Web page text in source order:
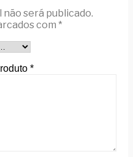
não será publicado.
com *
*